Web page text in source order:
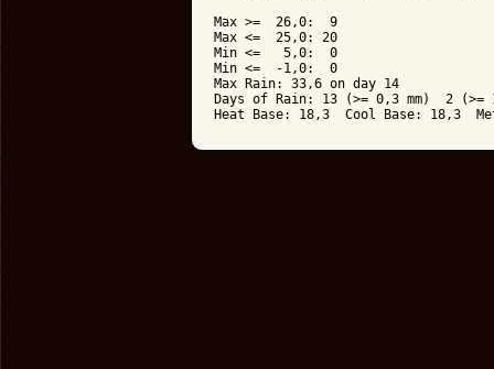
Max >=  26,0:  9
Max <=  25,0: 20
Min <=   5,0:  0
Min <=  -1,0:  0
Max Rain: 33,6 on day 14
Days of Rain: 13 (>= 0,3 mm)  2 (>=